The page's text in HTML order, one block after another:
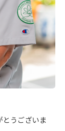
うございま